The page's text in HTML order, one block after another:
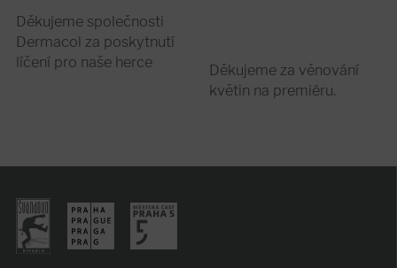
Děkujeme společnosti
Dermacol za poskytnutí
líčení pro naše herce
Děkujeme za věnování
květin na premiéru.